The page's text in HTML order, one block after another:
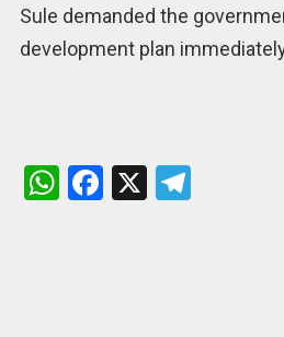
Sule demanded the
development plan
W
F
X